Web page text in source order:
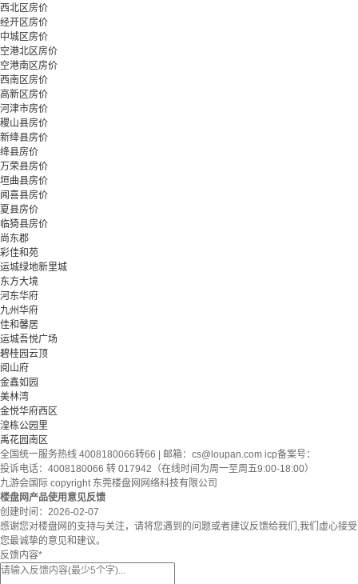
西北区房价
经开区房价
中城区房价
空港北区房价
空港南区房价
西南区房价
高新区房价
河津市房价
稷山县房价
新绛县房价
绛县房价
万荣县房价
垣曲县房价
闻喜县房价
夏县房价
临猗县房价
尚东郡
彩佳和苑
运城绿地新里城
东方大境
河东华府
九州华府
佳和馨居
运城吾悦广场
碧桂园云顶
阅山府
金鑫如园
美林湾
金悦华府西区
湟栋公园里
禹花园南区
全国统一服务热线 4008180066转66 | 邮箱： cs@loupan.com icp备案号：
投诉电话：4008180066 转 017942（在线时间为周一至周五9:00-18:00）
九游会国际 copyright 东莞楼盘网网络科技有限公司
楼盘网产品使用意见反馈
创建时间： 2026-02-07
感谢您对楼盘网的支持与关注，请将您遇到的问题或者建议反馈给我们,我们虚心接受
您最诚挚的意见和建议。
反馈内容*